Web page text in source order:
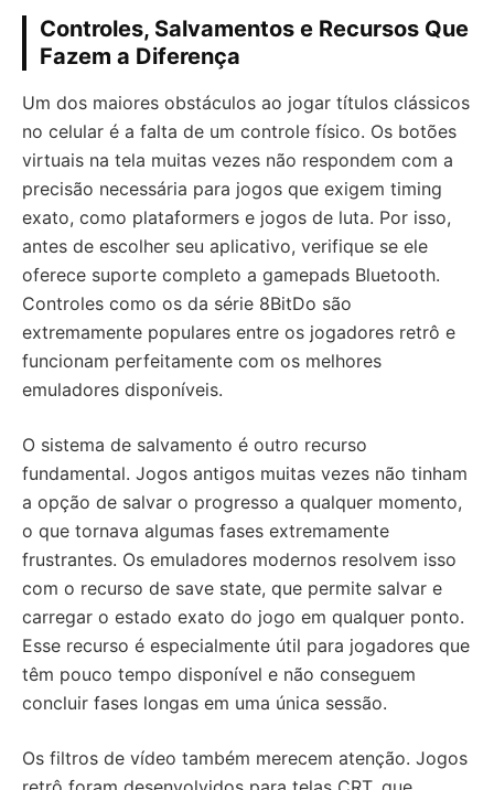
Controles, Salvamentos e Recursos Que
Fazem a Diferença
Um dos maiores obstáculos ao jogar títulos clássicos
no celular é a falta de um controle físico. Os botões
virtuais na tela muitas vezes não respondem com a
precisão necessária para jogos que exigem timing
exato, como plataformers e jogos de luta. Por isso,
antes de escolher seu aplicativo, verifique se ele
oferece suporte completo a gamepads Bluetooth.
Controles como os da série 8BitDo são
extremamente populares entre os jogadores retrô e
funcionam perfeitamente com os melhores
emuladores disponíveis.
O sistema de salvamento é outro recurso
fundamental. Jogos antigos muitas vezes não tinham
a opção de salvar o progresso a qualquer momento,
o que tornava algumas fases extremamente
frustrantes. Os emuladores modernos resolvem isso
com o recurso de save state, que permite salvar e
carregar o estado exato do jogo em qualquer ponto.
Esse recurso é especialmente útil para jogadores que
têm pouco tempo disponível e não conseguem
concluir fases longas em uma única sessão.
Os filtros de vídeo também merecem atenção. Jogos